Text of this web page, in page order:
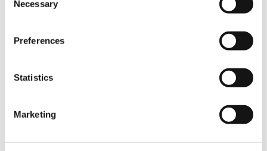
Selection
Necessary
Preferences
Statistics
Marketing